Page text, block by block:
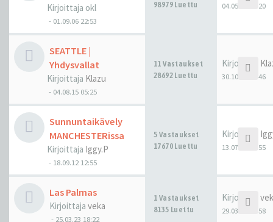
Kirjoittaja okl
- 01.09.06 22:53
98979 Luettu 04.05.24 19:20
SEATTLE |
Yhdysvallat
Kirjoittaja Klazu
- 04.08.15 05:25
11 Vastaukset
28692 Luettu
Kirjoittaja
30.10.23 05:46
Sunnuntaikävely
MANCHESTERissa
Kirjoittaja Iggy.P
- 18.09.12 12:55
5 Vastaukset
17670 Luettu
Kirjoittaja
13.07.23 11:55
Las Palmas
Kirjoittaja veka
- 25.03.23 18:22
1 Vastaukset
8135 Luettu
Kirjoittaja
29.03.23 19:58